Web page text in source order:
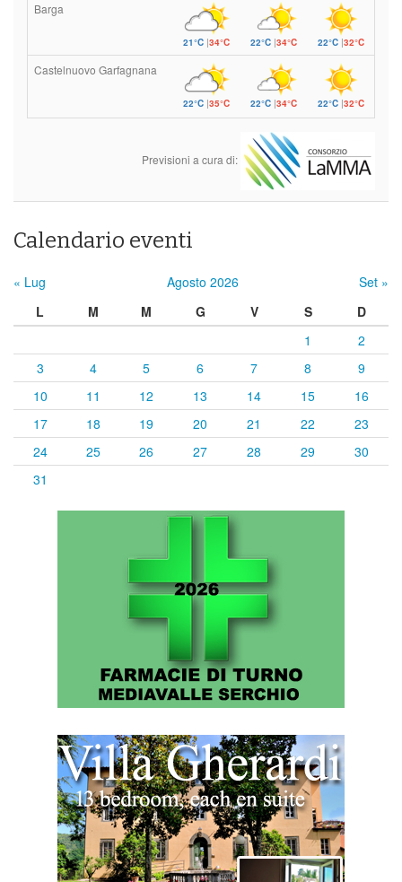
Barga
21°C|34°C 22°C|34°C 22°C |32°C
Castelnuovo Garfagnana
22°C|35°C 22°C|34°C 22°C |32°C
Previsioni a cura di:
Calendario eventi
« Lug Agosto 2026
Set »
L
M M G V S
D
1
2
3
4 5 6 7 8
9
10
11 12 13 14 15
16
17
18 19 20 21 22
23
24
25 26 27 28 29
30
31